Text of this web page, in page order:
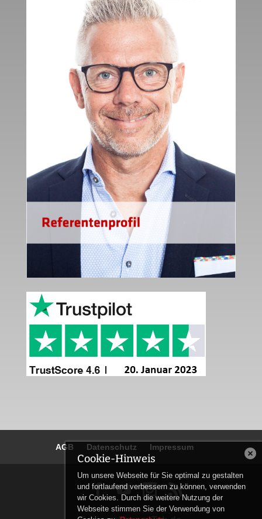
AGB Datenschutz Impressum
 
Cookie-Hinweis
Um unsere Webseite für Sie optimal zu gestalten
und fortlaufend verbessern zu können, verwenden
wir Cookies. Durch die weitere Nutzung der
Webseite stimmen Sie der Verwendung von